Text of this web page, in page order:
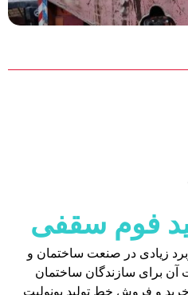
فوم‌ سقفی
زیادی در صنعت ساختمان و
برای سازندگان ساختمان
و فروش خط تولید یونولیت